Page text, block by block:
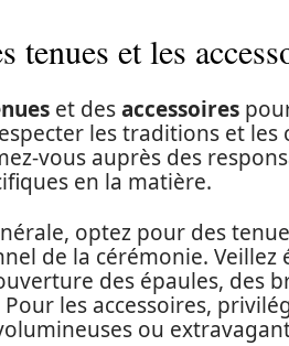
tenues et les
et desaccessoires
les traditions et
vous auprès des
en la matière.
optez pour des
de la cérémonie.
des épaules, des
les accessoires,
ou